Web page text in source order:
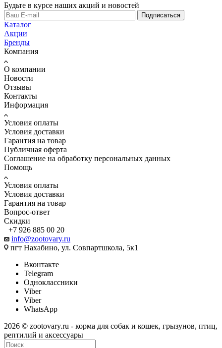
Будьте в курсе наших акций и новостей
Подписаться
Каталог
Акции
Бренды
Компания
О компании
Новости
Отзывы
Контакты
Информация
Условия оплаты
Условия доставки
Гарантия на товар
Публичная оферта
Соглашение на обработку персональных данных
Помощь
Условия оплаты
Условия доставки
Гарантия на товар
Вопрос-ответ
Скидки
+7 926 885 00 20
info@zootovary.ru
пгт Нахабино, ул. Совпартшкола, 5к1
Вконтакте
Telegram
Одноклассники
Viber
Viber
WhatsApp
2026 © zootovary.ru - корма для собак и кошек, грызунов, птиц,
рептилий и аксессуары